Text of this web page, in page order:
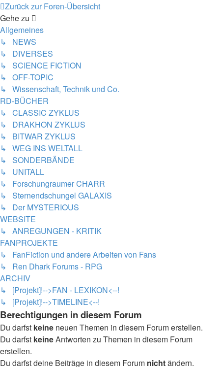
Zurück zur Foren-Übersicht
Gehe zu
Allgemeines
↳ NEWS
↳ DIVERSES
↳ SCIENCE FICTION
↳ OFF-TOPIC
↳ Wissenschaft, Technik und Co.
RD-BÜCHER
↳ CLASSIC ZYKLUS
↳ DRAKHON ZYKLUS
↳ BITWAR ZYKLUS
↳ WEG INS WELTALL
↳ SONDERBÄNDE
↳ UNITALL
↳ Forschungraumer CHARR
↳ Sternendschungel GALAXIS
↳ Der MYSTERIOUS
WEBSITE
↳ ANREGUNGEN - KRITIK
FANPROJEKTE
↳ FanFiction und andere Arbeiten von Fans
↳ Ren Dhark Forums - RPG
ARCHIV
↳ [Projekt]!-->FAN - LEXIKON<--!
↳ [Projekt]!-->TIMELINE<--!
Berechtigungen in diesem Forum
Du darfst keine neuen Themen in diesem Forum erstellen.
Du darfst keineAntworten zu Themen in diesem Forum
erstellen.
Du darfst deine Beiträge in diesem Forum nichtändern.